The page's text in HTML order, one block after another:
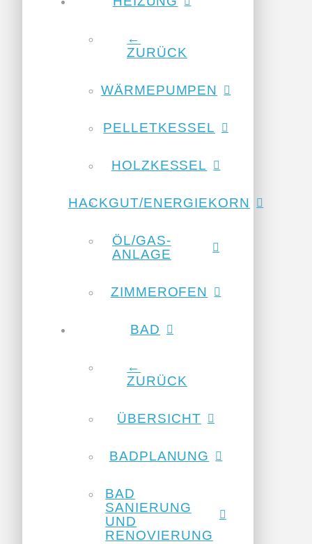
←
ZURÜCK
WÄRMEPUMPEN
PELLETKESSEL
HOLZKESSEL
HACKGUT/ENERGIEKORN
ÖL/GAS-
ANLAGE
ZIMMEROFEN
BAD
←
ZURÜCK
ÜBERSICHT
BADPLANUNG
BAD
SANIERUNG
UND
RENOVIERUNG